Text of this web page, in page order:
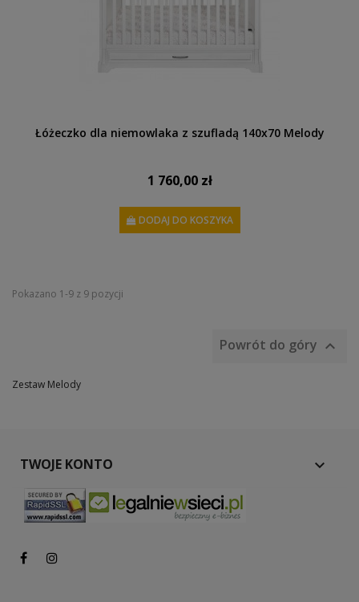
Łóżeczko dla niemowlaka z szufladą 140x70 Melody
1 760,00 zł
DODAJ DO KOSZYKA
Pokazano 1-9 z 9 pozycji
Powrót do góry 
Zestaw Melody
TWOJE KONTO 